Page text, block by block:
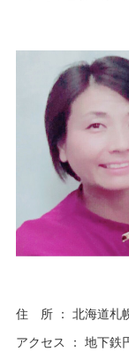
住 所 ： 北海道札
アクセス ： 地下鉄